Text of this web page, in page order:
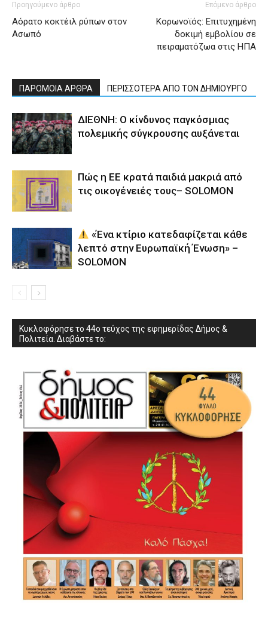
Προηγούμενο άρθρο
Αόρατο κοκτέιλ ρύπων στον
Ασωπό
Επόμενο άρθρο
Κορωνοϊός: Επιτυχημένη
δοκιμή εμβολίου σε
πειραματόζωα στις ΗΠΑ
ΠΑΡΟΜΟΙΑ ΑΡΘΡΑ ΠΕΡΙΣΣΟΤΕΡΑ ΑΠΟ ΤΟΝ ΔΗΜΙΟΥΡΓΟ
ΔΙΕΘΝΗ: Ο κίνδυνος παγκόσμιας
πολεμικής σύγκρουσης αυξάνεται
Πώς η ΕΕ κρατά παιδιά μακριά από
τις οικογένειές τους– SOLOMON
«Ένα κτίριο κατεδαφίζεται κάθε
λεπτό στην Ευρωπαϊκή Ένωση» –
SOLOMON
Κυκλοφόρησε το 44ο τεύχος της εφημερίδας Δήμος &
Πολιτεία. Διαβάστε το: